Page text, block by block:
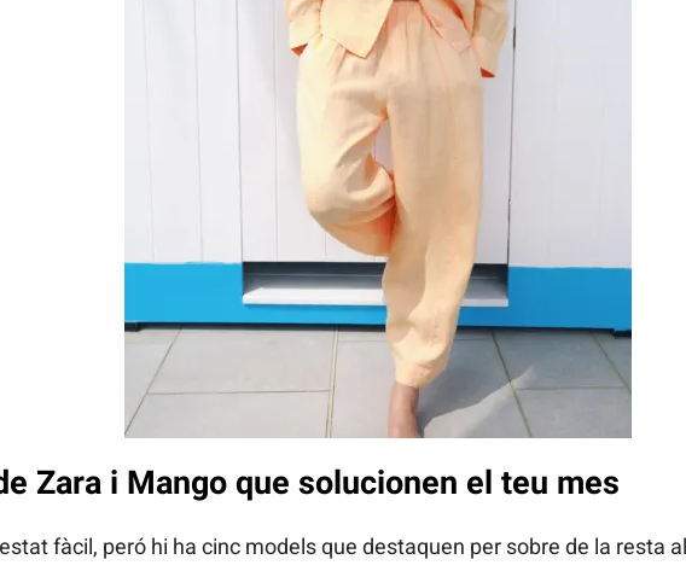
Zara i Mango que solucionen el teu mes
fàcil, peró hi ha cinc models que destaquen per sobre de la resta